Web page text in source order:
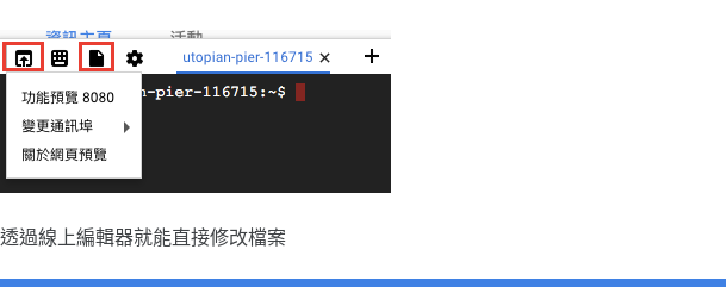
透過線上編輯器就能直接修改檔案